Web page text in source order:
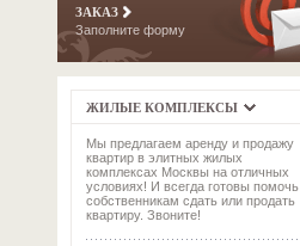
ЗАКАЗ
Заполните форму
ЖИЛЫЕ КОМПЛЕКСЫ
Мы предлагаем аренду и продажу
квартир в элитных жилых
комплексах Москвы на отличных
условиях! И всегда готовы помочь
собственникам сдать или продать
квартиру. Звоните!